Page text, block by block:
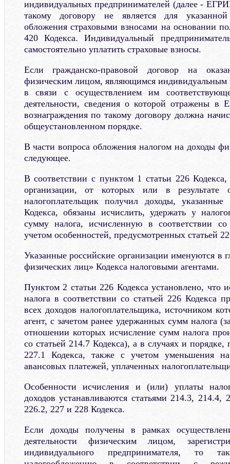
индивидуальных предпринимателей (далее -
такому договору не является для
обложения страховыми взносами на основании
420 Кодекса. Индивидуальный
самостоятельно уплатить страховые взносы.
Если гражданско-правовой договор на
физическим лицом, являющимся индивидуальным
в связи с осуществлением им
деятельности, сведения о которой отражены в
вознаграждения по такому договору должна
общеустановленном порядке.
В части вопроса обложения налогом на доходы
следующее.
В соответствии с пунктом 1 статьи 226
организации, от которых или в результате
налогоплательщик получил доходы,
Кодекса, обязаны исчислить, удержать у
сумму налога, исчисленную в соответствии
учетом особенностей, предусмотренных статьей
Указанные российские организации именуются в
физических лиц» Кодекса налоговыми агентами.
Пунктом 2 статьи 226 Кодекса установлено, что
налога в соответствии со статьей 226 Кодекса
всех доходов налогоплательщика, источником
агент, с зачетом ранее удержанных сумм налога
отношении которых исчисление сумм налога
со статьей 214.7 Кодекса), а в случаях и порядке,
227.1 Кодекса, также с учетом уменьшения
авансовых платежей, уплаченных
Особенности исчисления и (или) уплаты
доходов устанавливаются статьями 214.3,
226.2, 227 и 228 Кодекса.
Если доходы получены в рамках
деятельности физическим лицом,
индивидуального предпринимателя, то